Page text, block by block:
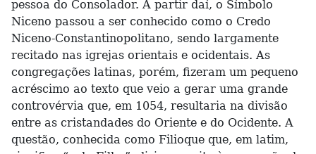
pessoa do Consolador. A partir daí, o Símbolo
Niceno passou a ser conhecido como o Credo
Niceno-Constantinopolitano, sendo largamente
recitado nas igrejas orientais e ocidentais. As
congregações latinas, porém, fizeram um pequeno
acréscimo ao texto que veio a gerar uma grande
controvérvia que, em 1054, resultaria na divisão
entre as cristandades do Oriente e do Ocidente. A
questão, conhecida como Filioque que, em latim,